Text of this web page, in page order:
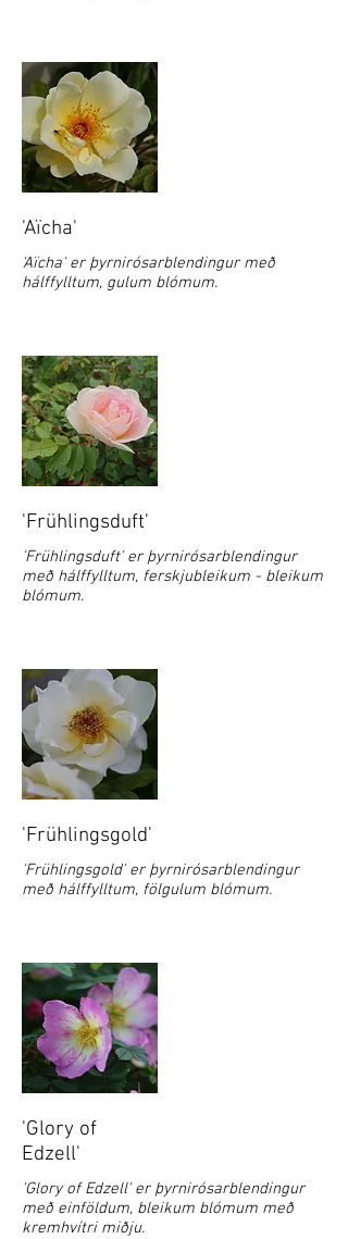
'Aïcha'
'Aïcha' er þyrnirósarblendingur með
hálffylltum, gulum blómum.
'Frühlingsduft'
'Frühlingsduft' er þyrnirósarblendingur
með hálffylltum, ferskjubleikum - bleikum
blómum.
'Frühlingsgold'
'Frühlingsgold' er þyrnirósarblendingur
með hálffylltum, fölgulum blómum.
'Glory of
Edzell'
'Glory of Edzell' er þyrnirósarblendingur
með einföldum, bleikum blómum með
kremhvítri miðju.